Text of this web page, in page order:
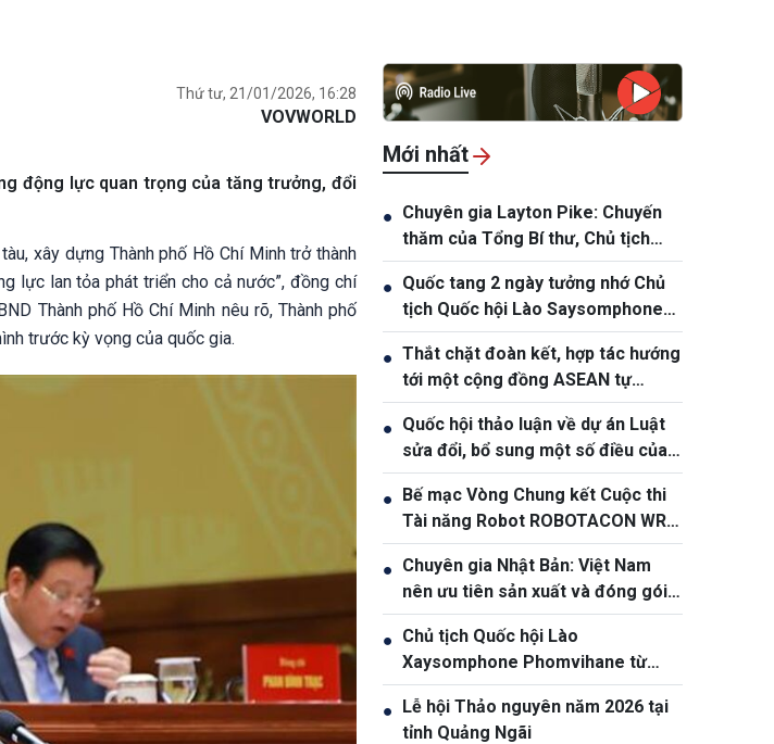
Thứ tư, 21/01/2026, 16:28
VOVWORLD
động lực quan trọng của tăng trưởng, đổi
xây dựng Thành phố Hồ Chí Minh trở thành
lực lan tỏa phát triển cho cả nước”, đồng chí
Thành phố Hồ Chí Minh nêu rõ, Thành phố
trước kỳ vọng của quốc gia.
Mới nhất
● Chuyên gia Layton Pike: Chuyến
thăm của Tổng Bí thư, Chủ tịch
nước Tô Lâm khẳng định độ tin
cậy ngày càng cao giữa Việt Nam
và Australia
● Quốc tang 2 ngày tưởng nhớ Chủ
tịch Quốc hội Lào Saysomphone
Phomvihane
● Thắt chặt đoàn kết, hợp tác hướng
tới một cộng đồng ASEAN tự
cường và bền vững
● Quốc hội thảo luận về dự án Luật
sửa đổi, bổ sung một số điều của
Luật Ngân hàng Nhà nước Việt
Nam, Luật Phòng, chống rửa tiền
● Bế mạc Vòng Chung kết Cuộc thi
Tài năng Robot ROBOTACON WRO
– 2026
● Chuyên gia Nhật Bản: Việt Nam
nên ưu tiên sản xuất và đóng gói
chip bán dẫn
● Chủ tịch Quốc hội Lào
Xaysomphone Phomvihane từ
trần
● Lễ hội Thảo nguyên năm 2026 tại
tỉnh Quảng Ngãi